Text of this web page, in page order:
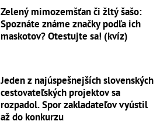
Zelený mimozemšťan či žltý šašo:
Spoznáte známe značky podľa ich
maskotov? Otestujte sa! (kvíz)
Jeden z najúspešnejších slovenských
cestovateľských projektov sa
rozpadol. Spor zakladateľov vyústil
až do konkurzu